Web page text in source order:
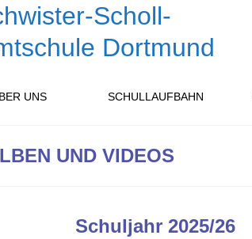
UNS SCHULLAUFBAHN
UND VIDEOS
Schuljahr 2025/26